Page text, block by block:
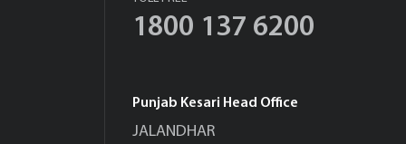
1800 137 6200
Punjab Kesari Head Office
JALANDHAR